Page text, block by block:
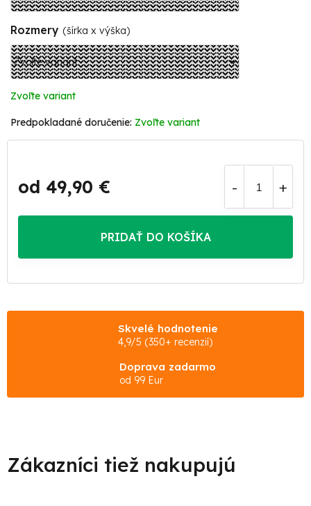
Rozmery (šírka x výška)
Zvoľte variant
Zvoľte variant
od 49,90 €
Jednotková
cena:
PRIDAŤ DO KOŠÍKA
Skvelé hodnotenie
4,9/5 (350+ recenzií)
Doprava zadarmo
od 99 Eur